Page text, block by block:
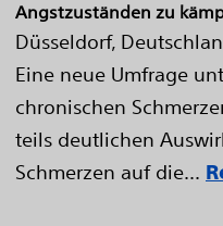
Angstzuständen zu
Düsseldorf,
Eine neue Umfrage
chronischen
teils deutlichen
Schmerzen auf die...